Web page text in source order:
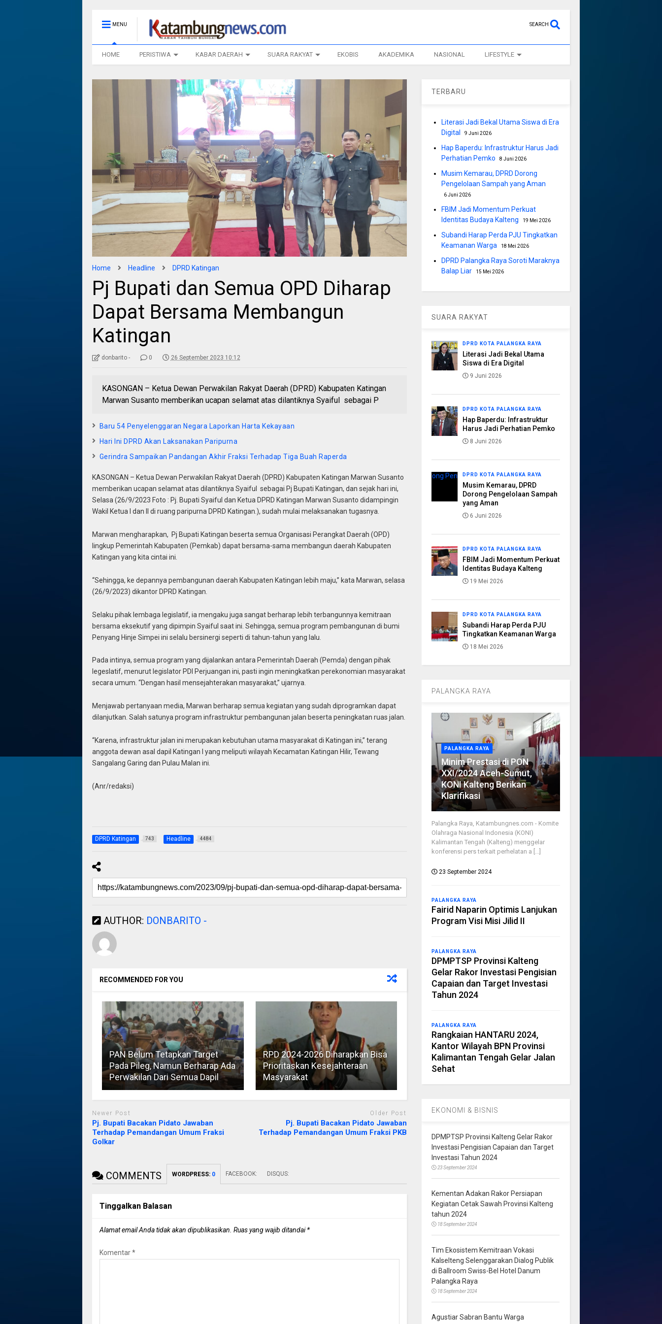
MENU SEARCH
HOME PERISTIWA KABAR DAERAH SUARA RAKYAT EKOBIS AKADEMIKA NASIONAL LIFESTYLE
Home Headline DPRD Katingan
Pj Bupati dan Semua OPD Diharap
Dapat Bersama Membangun
Katingan
donbarito - 0 26 September 2023 10:12
KASONGAN – Ketua Dewan Perwakilan Rakyat Daerah (DPRD) Kabupaten Katingan
Marwan Susanto memberikan ucapan selamat atas dilantiknya Syaiful sebagai P
Baru 54 Penyelenggaran Negara Laporkan Harta Kekayaan
Hari Ini DPRD Akan Laksanakan Paripurna
Gerindra Sampaikan Pandangan Akhir Fraksi Terhadap Tiga Buah Raperda
KASONGAN – Ketua Dewan Perwakilan Rakyat Daerah (DPRD) Kabupaten Katingan Marwan Susanto
memberikan ucapan selamat atas dilantiknya Syaiful sebagai Pj Bupati Katingan, dan sejak hari ini,
Selasa (26/9/2023 Foto : Pj. Bupati Syaiful dan Ketua DPRD Katingan Marwan Susanto didampingin
Wakil Ketua I dan II di ruang paripurna DPRD Katingan.), sudah mulai melaksanakan tugasnya.
Marwan mengharapkan, Pj Bupati Katingan beserta semua Organisasi Perangkat Daerah (OPD)
lingkup Pemerintah Kabupaten (Pemkab) dapat bersama-sama membangun daerah Kabupaten
Katingan yang kita cintai ini.
“Sehingga, ke depannya pembangunan daerah Kabupaten Katingan lebih maju,” kata Marwan, selasa
(26/9/2023) dikantor DPRD Katingan.
Selaku pihak lembaga legislatif, ia mengaku juga sangat berharap lebih terbangunnya kemitraan
bersama eksekutif yang dipimpin Syaiful saat ini. Sehingga, semua program pembangunan di bumi
Penyang Hinje Simpei ini selalu bersinergi seperti di tahun-tahun yang lalu.
Pada intinya, semua program yang dijalankan antara Pemerintah Daerah (Pemda) dengan pihak
legeslatif, menurut legislator PDI Perjuangan ini, pasti ingin meningkatkan perekonomian masyarakat
secara umum. “Dengan hasil mensejahterakan masyarakat,” ujarnya.
Menjawab pertanyaan media, Marwan berharap semua kegiatan yang sudah diprogramkan dapat
dilanjutkan. Salah satunya program infrastruktur pembangunan jalan beserta peningkatan ruas jalan.
“Karena, infrastruktur jalan ini merupakan kebutuhan utama masyarakat di Katingan ini,” terang
anggota dewan asal dapil Katingan I yang meliputi wilayah Kecamatan Katingan Hilir, Tewang
Sangalang Garing dan Pulau Malan ini.
(Anr/redaksi)
DPRD Katingan 743 Headline 4484
AUTHOR: DONBARITO -
RECOMMENDED FOR YOU
PAN Belum Tetapkan Target
Pada Pileg, Namun Berharap Ada
Perwakilan Dari Semua Dapil
RPD 2024-2026 Diharapkan Bisa
Prioritaskan Kesejahteraan
Masyarakat
Newer Post
Pj. Bupati Bacakan Pidato Jawaban
Terhadap Pemandangan Umum Fraksi
Golkar
Older Post
Pj. Bupati Bacakan Pidato Jawaban
Terhadap Pemandangan Umum Fraksi PKB
COMMENTS WORDPRESS: 0 FACEBOOK: DISQUS:
Tinggalkan Balasan
Alamat email Anda tidak akan dipublikasikan. Ruas yang wajib ditandai*
Komentar*
TERBARU
Literasi Jadi Bekal Utama Siswa di Era
Digital
9 Juni 2026
Hap Baperdu: Infrastruktur Harus Jadi
Perhatian Pemko
8 Juni 2026
Musim Kemarau, DPRD Dorong
Pengelolaan Sampah yang Aman
6 Juni 2026
FBIM Jadi Momentum Perkuat
Identitas Budaya Kalteng
19 Mei 2026
Subandi Harap Perda PJU Tingkatkan
Keamanan Warga
18 Mei 2026
DPRD Palangka Raya Soroti Maraknya
Balap Liar
15 Mei 2026
SUARA RAKYAT
DPRD KOTA PALANGKA RAYA
Literasi Jadi Bekal Utama
Siswa di Era Digital
9 Juni 2026
DPRD KOTA PALANGKA RAYA
Hap Baperdu: Infrastruktur
Harus Jadi Perhatian Pemko
8 Juni 2026
DPRD KOTA PALANGKA RAYA
Musim Kemarau, DPRD
Dorong Pengelolaan Sampah
yang Aman
6 Juni 2026
DPRD KOTA PALANGKA RAYA
FBIM Jadi Momentum Perkuat
Identitas Budaya Kalteng
19 Mei 2026
DPRD KOTA PALANGKA RAYA
Subandi Harap Perda PJU
Tingkatkan Keamanan Warga
18 Mei 2026
PALANGKA RAYA
PALANGKA RAYA
Minim Prestasi di PON
XXI/2024 Aceh-Sumut,
KONI Kalteng Berikan
Klarifikasi
Palangka Raya, Katambungnes.com - Komite
Olahraga Nasional Indonesia (KONI)
Kalimantan Tengah (Kalteng) menggelar
konferensi pers terkait perhelatan a [...]
23 September 2024
PALANGKA RAYA
Fairid Naparin Optimis Lanjukan
Program Visi Misi Jilid II
PALANGKA RAYA
DPMPTSP Provinsi Kalteng
Gelar Rakor Investasi Pengisian
Capaian dan Target Investasi
Tahun 2024
PALANGKA RAYA
Rangkaian HANTARU 2024,
Kantor Wilayah BPN Provinsi
Kalimantan Tengah Gelar Jalan
Sehat
EKONOMI & BISNIS
DPMPTSP Provinsi Kalteng Gelar Rakor
Investasi Pengisian Capaian dan Target
Investasi Tahun 2024
23 September 2024
Kementan Adakan Rakor Persiapan
Kegiatan Cetak Sawah Provinsi Kalteng
tahun 2024
18 September 2024
Tim Ekosistem Kemitraan Vokasi
Kalselteng Selenggarakan Dialog Publik
di Ballroom Swiss-Bel Hotel Danum
Palangka Raya
18 September 2024
Agustiar Sabran Bantu Warga